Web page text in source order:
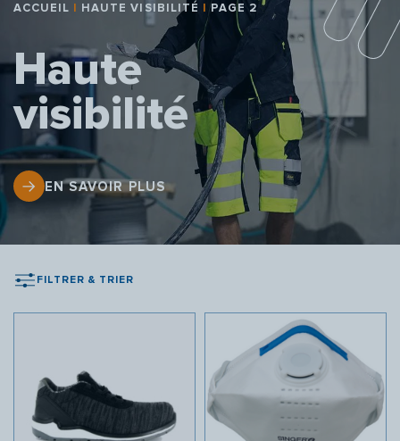
ACCUEIL | HAUTE VISIBILITÉ | PAGE 2
Haute
visibilité
EN SAVOIR PLUS
FILTRER & TRIER